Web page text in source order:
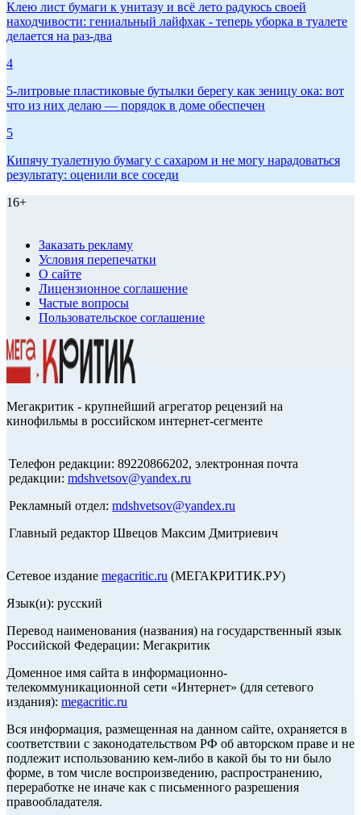
Клею лист бумаги к унитазу и всё лето радуюсь своей
находчивости: гениальный лайфхак - теперь уборка в туалете
делается на раз-два
4
5-литровые пластиковые бутылки берегу как зеницу ока: вот
что из них делаю — порядок в доме обеспечен
5
Кипячу туалетную бумагу с сахаром и не могу нарадоваться
результату: оценили все соседи
16+
Заказать рекламу
Условия перепечатки
О сайте
Лицензионное соглашение
Частые вопросы
Пользовательское соглашение
Мегакритик - крупнейший агрегатор рецензий на
кинофильмы в российском интернет-сегменте
Телефон редакции: 89220866202, электронная почта
редакции: mdshvetsov@yandex.ru
Рекламный отдел: mdshvetsov@yandex.ru
Главный редактор Швецов Максим Дмитриевич
Сетевое издание megacritic.ru (МЕГАКРИТИК.РУ)
Язык(и): русский
Перевод наименования (названия) на государственный язык
Российской Федерации: Мегакритик
Доменное имя сайта в информационно-
телекоммуникационной сети «Интернет» (для сетевого
издания): megacritic.ru
Вся информация, размещенная на данном сайте, охраняется в
соответствии с законодательством РФ об авторском праве и не
подлежит использованию кем-либо в какой бы то ни было
форме, в том числе воспроизведению, распространению,
переработке не иначе как с письменного разрешения
правообладателя.